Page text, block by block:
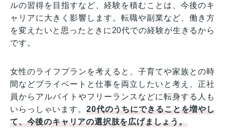
ルの習得を目指すなど、経験を積むことは、今後のキ
ャリアに大きく影響します。転職や副業など、働き方
を変えたいと思ったときに20代での経験が生きるから
です。
女性のライフプランを考えると、子育てや家族との時
間などプライベートと仕事を両立したいと考え、正社
員からアルバイトやフリーランスなどに転身する人も
いらっしゃいます。 20代のうちにできることを増やし
て、今後のキャリアの選択肢を広げましょう。